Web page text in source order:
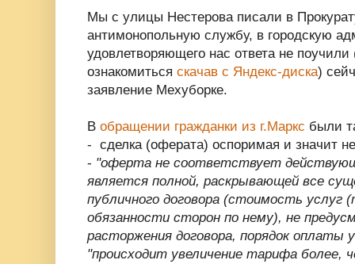
Мы с улицы Нестерова писали в
антимонопольную службу, в городскую
удовлетворяющего нас ответа не
ознакомиться скачав с Яндекс-диска)
заявление Мехуборке.
В обращении гражданки из г.Маркс были
- сделка (оферата) оспоримая и значит
- "оферта не соответствует
является полной, раскрывающей все
публичного договора (стоимость услуг
обязанности сторон по нему), не
расторжения договора, порядок оплаты
"происходит увеличение тарифа более,